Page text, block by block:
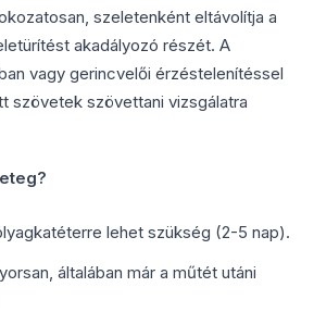
szeletenként eltávolítja a
akadályozó részét. A
vagy gerincvelői érzéstelenítéssel
szövetek szövettani vizsgálatra
lehet szükség (2-5 nap).
általában már a műtét utáni